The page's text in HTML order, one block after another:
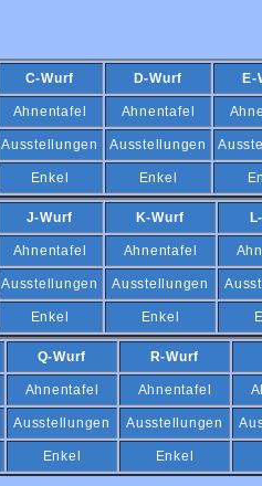
C-Wurf D-Wurf E-
Ahnentafel Ahnentafel
Ausstellungen Ausstellungen
Enkel Enkel
J-Wurf K-Wurf
Ahnentafel Ahnentafel
Ausstellungen Ausstellungen
Enkel Enkel
Q-Wurf R-Wurf
Ahnentafel Ahnentafel
Ausstellungen Ausstellungen
Enkel Enkel